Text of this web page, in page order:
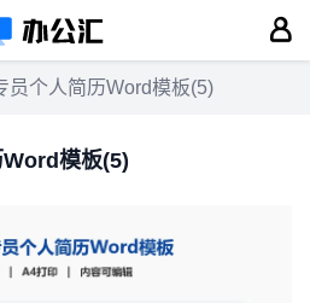
员个人简历Word模板(5)
模板(5)